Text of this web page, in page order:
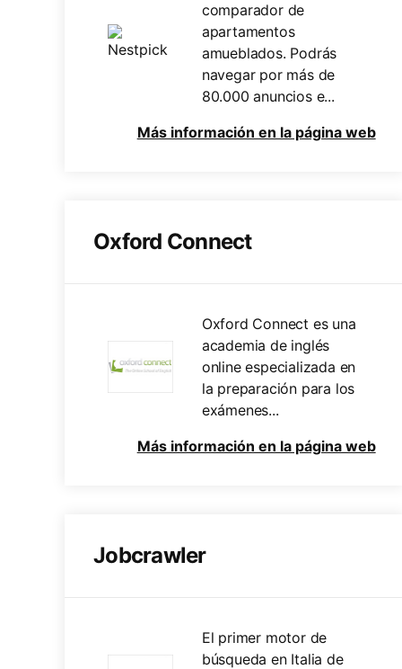
comparador de
apartamentos
amueblados. Podrás
navegar por más de
80.000 anuncios e...
Más información en la página web
Oxford Connect
Oxford Connect es una
academia de inglés
online especializada en
la preparación para los
exámenes...
Más información en la página web
Jobcrawler
El primer motor de
búsqueda en Italia de